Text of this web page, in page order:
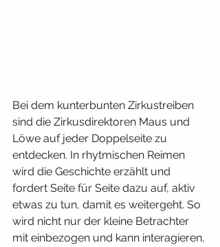
Bei dem kunterbunten Zirkustreiben
sind die Zirkusdirektoren Maus und
Löwe auf jeder Doppelseite zu
entdecken. In rhytmischen Reimen
wird die Geschichte erzählt und
fordert Seite für Seite dazu auf, aktiv
etwas zu tun, damit es weitergeht. So
wird nicht nur der kleine Betrachter
mit einbezogen und kann interagieren,